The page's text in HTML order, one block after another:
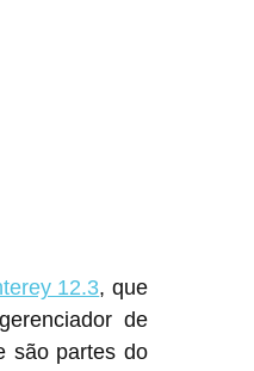
12.3, que
de
são partes do